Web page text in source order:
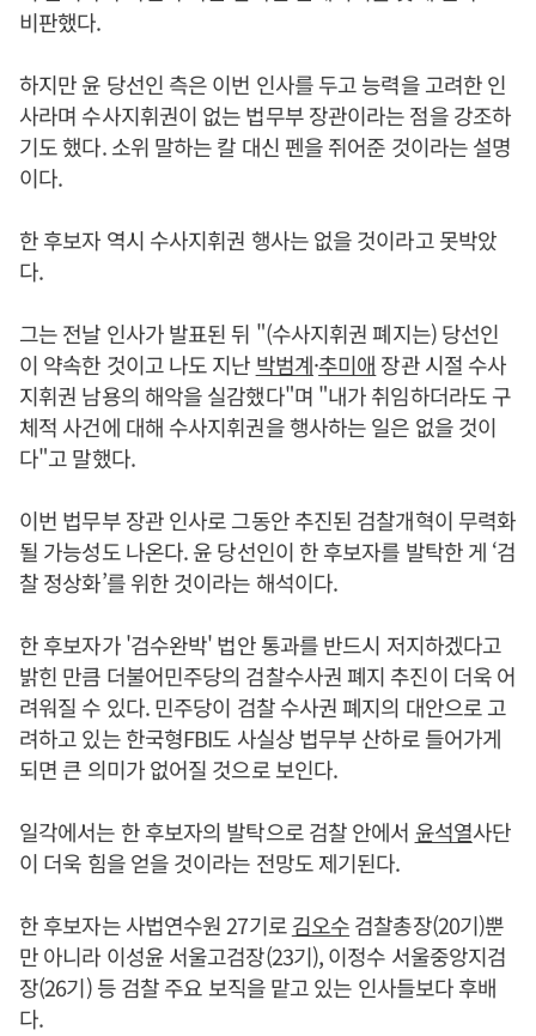
비판했다.
하지만 윤 당선인 측은 이번 인사를 두고 능력을 고려한 인
사라며 수사지휘권이 없는 법무부 장관이라는 점을 강조하
기도 했다. 소위 말하는 칼 대신 펜을 쥐어준 것이라는 설명
이다.
한 후보자 역시 수사지휘권 행사는 없을 것이라고 못박았
다.
그는 전날 인사가 발표된 뒤 "(수사지휘권 폐지는) 당선인
이 약속한 것이고 나도 지난 박범계·추미애 장관 시절 수사
지휘권 남용의 해악을 실감했다"며 "내가 취임하더라도 구
체적 사건에 대해 수사지휘권을 행사하는 일은 없을 것이
다"고 말했다.
이번 법무부 장관 인사로 그동안 추진된 검찰개혁이 무력화
될 가능성도 나온다. 윤 당선인이 한 후보자를 발탁한 게 ‘검
찰 정상화’를 위한 것이라는 해석이다.
한 후보자가 '검수완박' 법안 통과를 반드시 저지하겠다고
밝힌 만큼 더불어민주당의 검찰수사권 폐지 추진이 더욱 어
려워질 수 있다. 민주당이 검찰 수사권 폐지의 대안으로 고
려하고 있는 한국형FBI도 사실상 법무부 산하로 들어가게
되면 큰 의미가 없어질 것으로 보인다.
일각에서는 한 후보자의 발탁으로 검찰 안에서 윤석열사단
이 더욱 힘을 얻을 것이라는 전망도 제기된다.
한 후보자는 사법연수원 27기로김오수검찰총장(20기)뿐
만 아니라 이성윤 서울고검장(23기), 이정수 서울중앙지검
장(26기) 등 검찰 주요 보직을 맡고 있는 인사들보다 후배
다.